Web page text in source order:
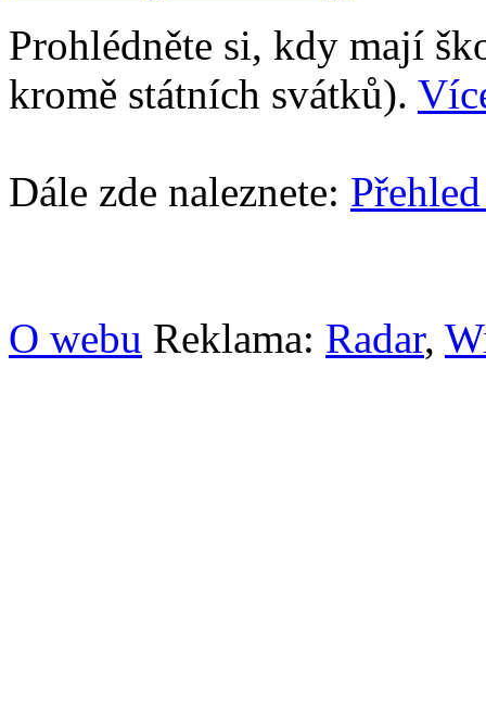
Prohlédněte si, kdy mají
kromě státních svátků).
Dále zde naleznete:
O webu Reklama: Radar,